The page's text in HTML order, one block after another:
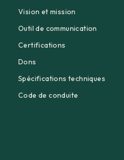
Vision et mission
Outil de communication
Certifications
Dons
Spécifications techniques
Code de conduite